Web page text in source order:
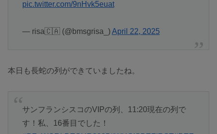
pic.twitter.com/9nHvk5euat
— risa🇨🇦 (@bmsgrisa_)April 22, 2025
本日も長蛇の列ができていましたね。
サンフランシスコのVIPの列、11:20現在の列で
す！私、16番目でした！